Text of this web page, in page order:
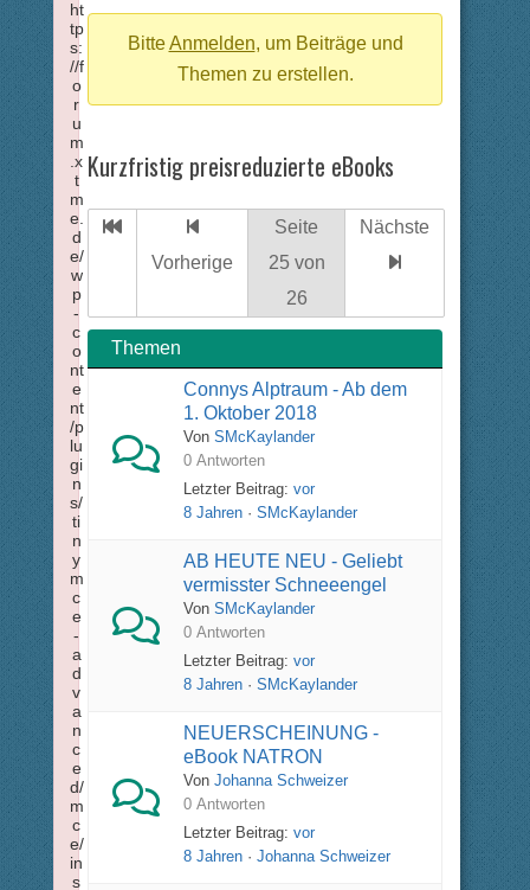
bist
BitteAnmelden, um Beiträge und
Themen zu erstellen.
Kurzfristig preisreduzierte eBooks
Vorherige
Seite
25 von
26
Nächste
Themen
Connys Alptraum - Ab dem
1. Oktober 2018
Von SMcKaylander
0 Antworten
Letzter Beitrag: vor
8 Jahren · SMcKaylander
AB HEUTE NEU - Geliebt
vermisster Schneeengel
Von SMcKaylander
0 Antworten
Letzter Beitrag: vor
8 Jahren · SMcKaylander
NEUERSCHEINUNG -
eBook NATRON
Von Johanna Schweizer
0 Antworten
Letzter Beitrag: vor
8 Jahren · Johanna Schweizer
ht
tp
s:
//f
o
r
u
m
.x
t
m
e.
d
e/
w
p
-
c
o
nt
e
nt
/p
lu
gi
n
s/
ti
n
y
m
c
e
-
a
d
v
a
n
c
e
d/
m
c
e/
in
s